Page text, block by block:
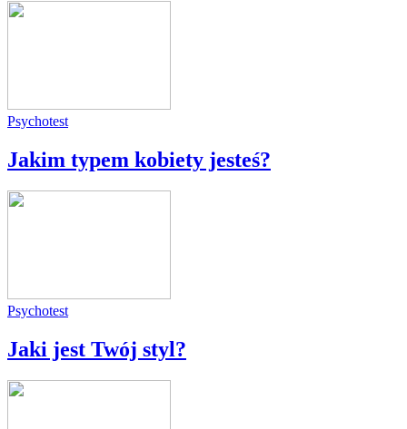
Psychotest
Jakim typem kobiety jesteś?
Psychotest
Jaki jest Twój styl?